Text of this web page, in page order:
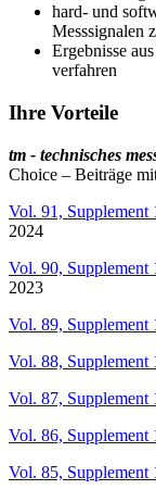
hard- und
Messsignalen
Ergebnisse
verfahren
Ihre Vorteile
tm - technisches
Choice – Beiträge
Vol. 91, Supplement
2024
Vol. 90, Supplement
2023
Vol. 89, Supplement
Vol. 88, Supplement
Vol. 87, Supplement
Vol. 86, Supplement
Vol. 85, Supplement